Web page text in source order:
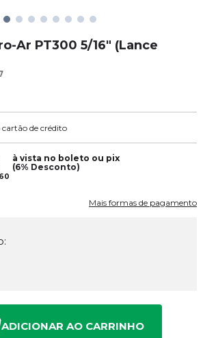
Ar PT300 5/16" (Lance
cartão de crédito
à vista no boleto ou pix
(6% Desconto)
Mais formas de pagamento
ADICIONAR AO CARRINHO